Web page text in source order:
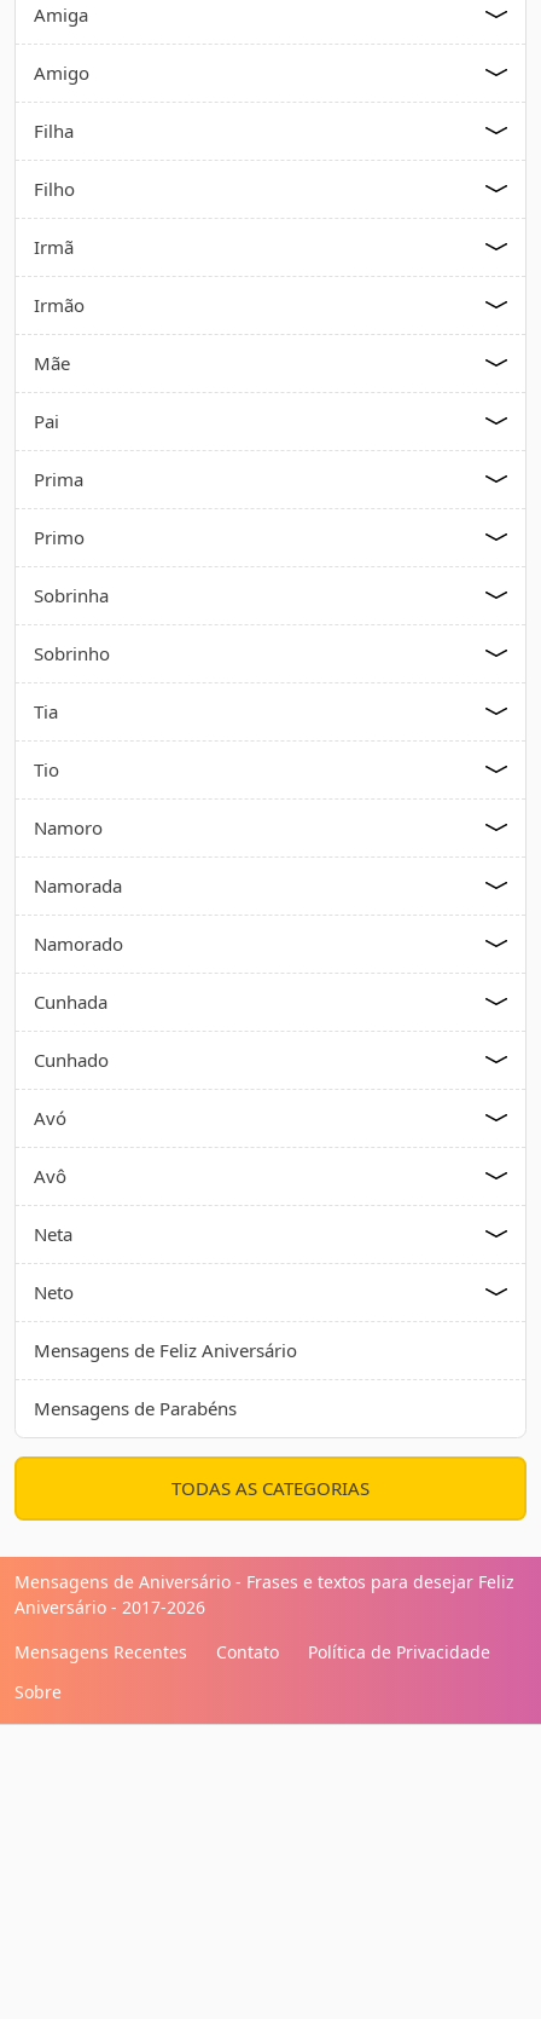
Amiga
Amigo
Filha
Filho
Irmã
Irmão
Mãe
Pai
Prima
Primo
Sobrinha
Sobrinho
Tia
Tio
Namoro
Namorada
Namorado
Cunhada
Cunhado
Avó
Avô
Neta
Neto
Mensagens de Feliz Aniversário
Mensagens de Parabéns
TODAS AS CATEGORIAS
Mensagens de Aniversário - Frases e textos para desejar Feliz
Aniversário - 2017-2026
Mensagens Recentes
Contato
Política de Privacidade
Sobre